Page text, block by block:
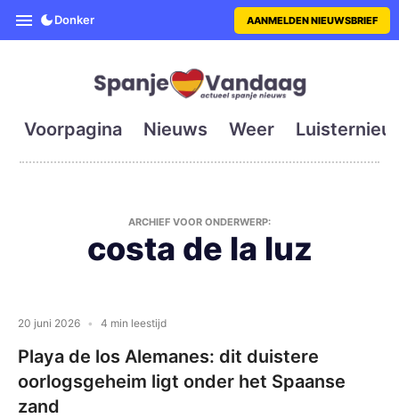
SpanjeVandaag is de eerste
Donker AANMELDEN NIEUWSBRIEF
Voorpagina Nieuws Weer
ARCHIEF VOOR ONDERWERP:
costa de la luz
20 juni 2026 4 min leestijd
Playa de los Alemanes: dit duistere
oorlogsgeheim ligt onder het Spaanse
zand